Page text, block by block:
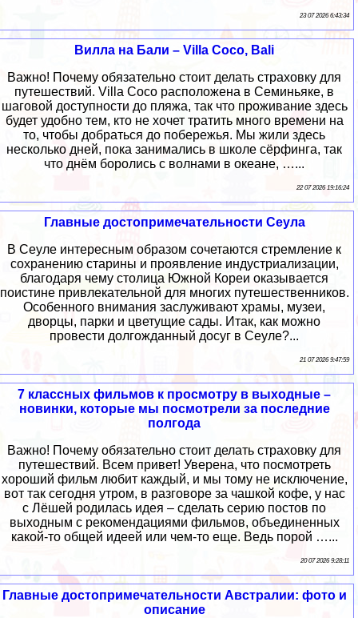
23 07 2026 6:43:34
Вилла на Бали – Villa Coco, Bali
Важно! Почему обязательно стоит делать страховку для
путешествий. Villa Coco расположена в Семиньяке, в
шаговой доступности до пляжа, так что проживание здесь
будет удобно тем, кто не хочет тратить много времени на
то, чтобы добраться до побережья. Мы жили здесь
несколько дней, пока занимались в школе сёрфинга, так
что днём боролись с волнами в океане, …...
22 07 2026 19:16:24
Главные достопримечательности Сеула
В Сеуле интересным образом сочетаются стремление к
сохранению старины и проявление индустриализации,
благодаря чему столица Южной Кореи оказывается
поистине привлекательной для многих путешественников.
Особенного внимания заслуживают храмы, музеи,
дворцы, парки и цветущие сады. Итак, как можно
провести долгожданный досуг в Сеуле?...
21 07 2026 9:47:59
7 классных фильмов к просмотру в выходные –
новинки, которые мы посмотрели за последние
полгода
Важно! Почему обязательно стоит делать страховку для
путешествий. Всем привет! Уверена, что посмотреть
хороший фильм любит каждый, и мы тому не исключение,
вот так сегодня утром, в разговоре за чашкой кофе, у нас
с Лёшей родилась идея – сделать серию постов по
выходным с рекомендациями фильмов, объединенных
какой-то общей идеей или чем-то еще. Ведь порой …...
20 07 2026 9:28:11
Главные достопримечательности Австралии: фото и
описание